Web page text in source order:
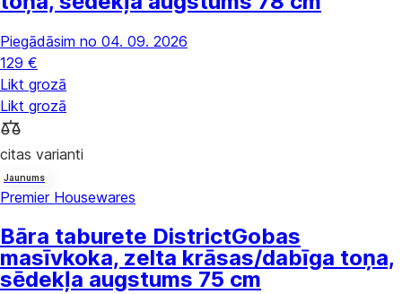
Piegādāsim no 04. 09. 2026
129 €
Likt grozā
Likt grozā
citas varianti
Jaunums
Premier Housewares
Bāra taburete DistrictGobas
masīvkoka, zelta krāsas/dabīga toņa,
sēdekļa augstums 75 cm